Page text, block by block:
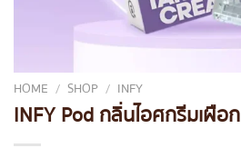
HOME / SHOP / INFY
INFY Pod กลิ่นไอศกรีมเผือก